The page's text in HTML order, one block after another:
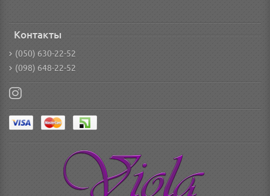
Контакты
(050) 630-22-52
(098) 648-22-52